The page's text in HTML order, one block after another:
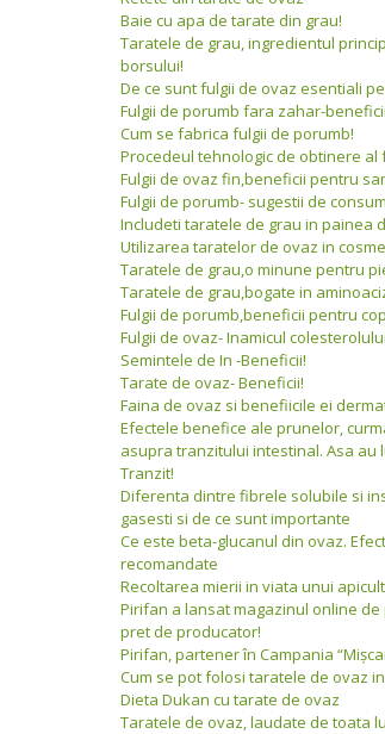
Baie cu apa de tarate din grau!
Taratele de grau, ingredientul
borsului!
De ce sunt fulgii de ovaz esentiali
Fulgii de porumb fara zahar-
Cum se fabrica fulgii de porumb!
Procedeul tehnologic de obtinere al
Fulgii de ovaz fin,beneficii pentru
Fulgii de porumb- sugestii de
Includeti taratele de grau in painea
Utilizarea taratelor de ovaz in
Taratele de grau,o minune pentru
Taratele de grau,bogate in
Fulgii de porumb,beneficii pentru
Fulgii de ovaz- Inamicul
Semintele de In -Beneficii!
Tarate de ovaz- Beneficii!
Faina de ovaz si benefiicile ei
Efectele benefice ale prunelor,
asupra tranzitului intestinal. Asa
Tranzit!
Diferenta dintre fibrele solubile si
gasesti si de ce sunt importante
Ce este beta-glucanul din ovaz.
recomandate
Recoltarea mierii in viata unui
Pirifan a lansat magazinul online
pret de producator!
Pirifan, partener în Campania
Cum se pot folosi taratele de ovaz
Dieta Dukan cu tarate de ovaz
Taratele de ovaz, laudate de toata